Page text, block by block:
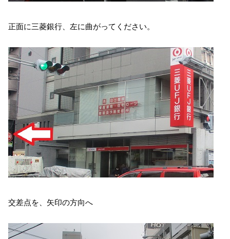
正面に三菱銀行、左に曲がってください。
交差点を、矢印の方向へ